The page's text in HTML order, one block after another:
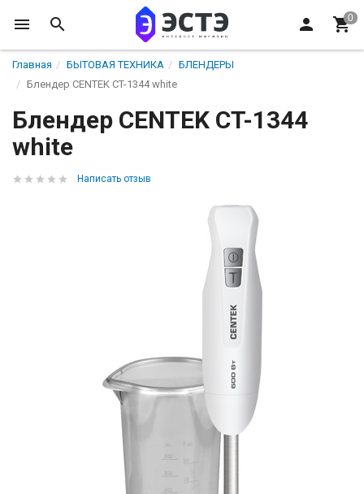
Главная БЫТОВАЯ ТЕХНИКА
БЛЕНДЕРЫ
Блендер CENTEK CT-1344 white
Блендер CENTEK CT-1344
white
Написать отзыв